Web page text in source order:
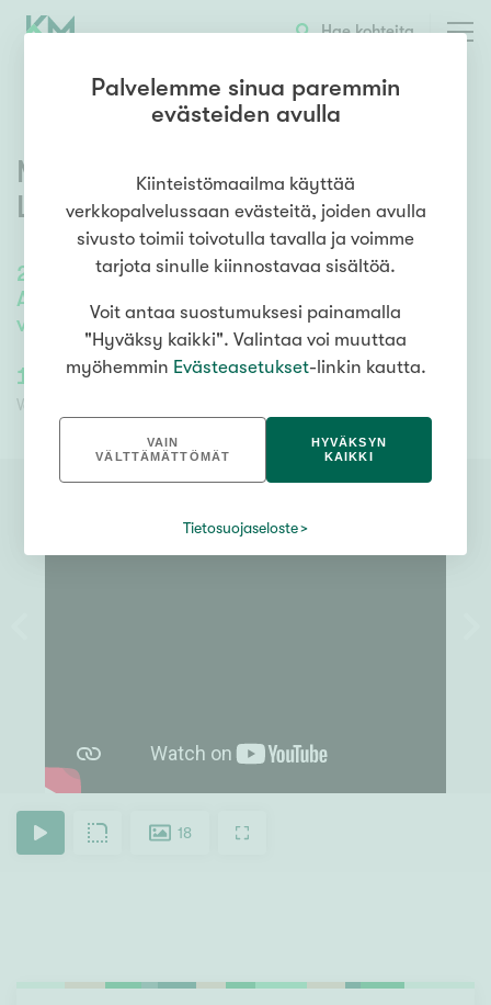
Hae kohteita
245 /382m²
Alakerta: 4mh, oh, tkh, kph, s, pkh, wc, tekn,
var. Yläkerta: 2mh, oh, 2*parveke
Myllärisenraitti 36,Joutseno
Lappeenranta
115 000,00 €
Velaton hinta
115 000,00 €
18
Palvelemme sinua paremmin
evästeiden avulla
Kiinteistömaailma käyttää
verkkopalvelussaan evästeitä, joiden avulla
sivusto toimii toivotulla tavalla ja voimme
tarjota sinulle kiinnostavaa sisältöä.
Voit antaa suostumuksesi painamalla
"Hyväksy kaikki". Valintaa voi muuttaa
myöhemmin Evästeasetukset-linkin kautta.
VAIN
VÄLTTÄMÄTTÖMÄT
HYVÄKSYN
KAIKKI
Tietosuojaseloste